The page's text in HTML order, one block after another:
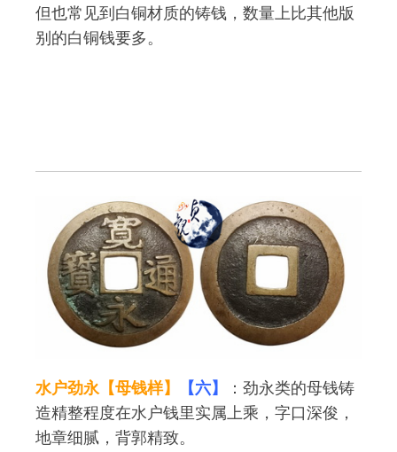
但也常见到白铜材质的铸钱，数量上比其他版
别的白铜钱要多。
水户劲永【母钱样】 【六】
：劲永类的母钱铸
造精整程度在水户钱里实属上乘，字口深俊，
地章细腻，背郭精致。